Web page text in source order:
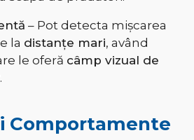
– Pot detecta mișcarea
la distanțe mari, având
le oferă câmp vizual de
.
Comportamente